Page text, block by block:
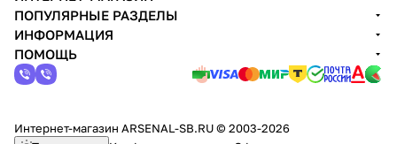
ПОПУЛЯРНЫЕ РАЗДЕЛЫ
ИНФОРМАЦИЯ
ПОМОЩЬ
Интернет-магазин ARSENAL-SB.RU © 2003-2026